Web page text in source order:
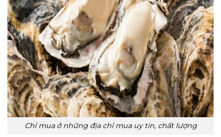
Chỉ mua ở những địa chỉ mua uy tín, chất lượng